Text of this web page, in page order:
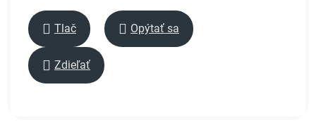
Tlač Opýtať sa
Zdieľať